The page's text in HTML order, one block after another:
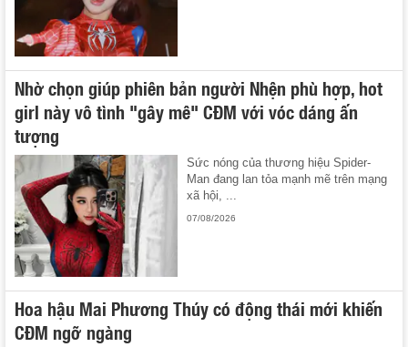
Nhờ chọn giúp phiên bản người Nhện phù hợp, hot
girl này vô tình "gây mê" CĐM với vóc dáng ấn
tượng
Sức nóng của thương hiệu Spider-
Man đang lan tỏa mạnh mẽ trên mạng
xã hội, ...
07/08/2026
Hoa hậu Mai Phương Thúy có động thái mới khiến
CĐM ngỡ ngàng